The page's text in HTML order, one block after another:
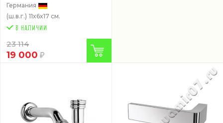
Германия
(ш.в.г.) 11x6x17 см.
23 114
19 000